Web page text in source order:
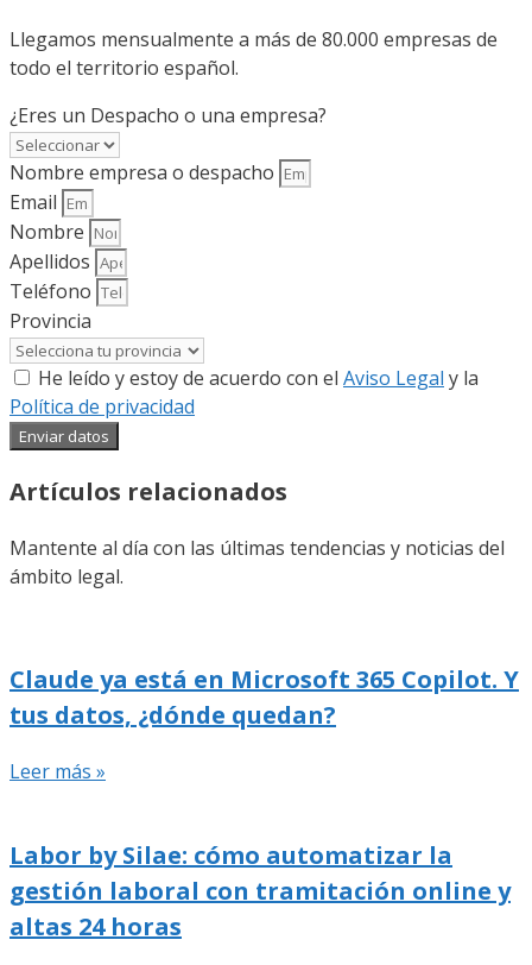
Llegamos mensualmente a más de 80.000 empresas de
todo el territorio español.
¿Eres un Despacho o una empresa?
Nombre empresa o despacho
Email
Nombre
Apellidos
Teléfono
Provincia
He leído y estoy de acuerdo con el Aviso Legal y la
Política de privacidad
Enviar datos
Artículos relacionados
Mantente al día con las últimas tendencias y noticias del
ámbito legal.
Claude ya está en Microsoft 365 Copilot. Y
tus datos, ¿dónde quedan?
Leer más »
Labor by Silae: cómo automatizar la
gestión laboral con tramitación online y
altas 24 horas